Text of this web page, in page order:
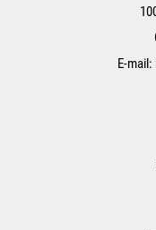
E-mail: